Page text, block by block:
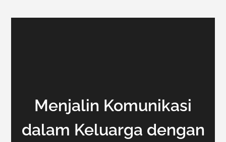
Menjalin Komunikasi
dalam Keluarga dengan